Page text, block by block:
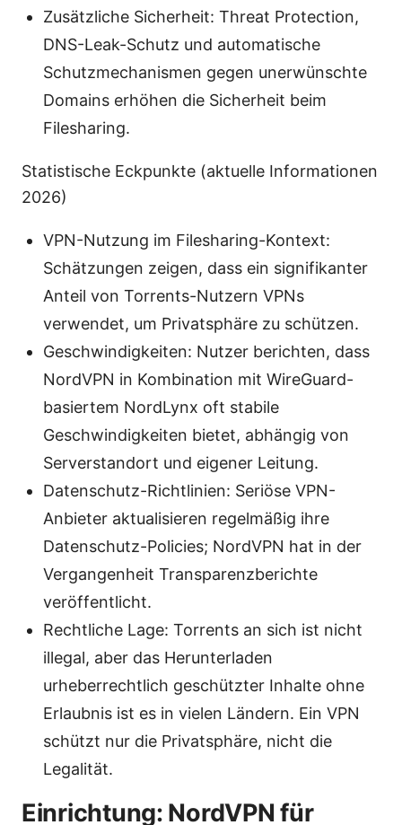
Zusätzliche Sicherheit: Threat Protection,
DNS-Leak-Schutz und automatische
Schutzmechanismen gegen unerwünschte
Domains erhöhen die Sicherheit beim
Filesharing.
Statistische Eckpunkte (aktuelle Informationen
2026)
VPN-Nutzung im Filesharing-Kontext:
Schätzungen zeigen, dass ein signifikanter
Anteil von Torrents-Nutzern VPNs
verwendet, um Privatsphäre zu schützen.
Geschwindigkeiten: Nutzer berichten, dass
NordVPN in Kombination mit WireGuard-
basiertem NordLynx oft stabile
Geschwindigkeiten bietet, abhängig von
Serverstandort und eigener Leitung.
Datenschutz-Richtlinien: Seriöse VPN-
Anbieter aktualisieren regelmäßig ihre
Datenschutz-Policies; NordVPN hat in der
Vergangenheit Transparenzberichte
veröffentlicht.
Rechtliche Lage: Torrents an sich ist nicht
illegal, aber das Herunterladen
urheberrechtlich geschützter Inhalte ohne
Erlaubnis ist es in vielen Ländern. Ein VPN
schützt nur die Privatsphäre, nicht die
Legalität.
Einrichtung: NordVPN für